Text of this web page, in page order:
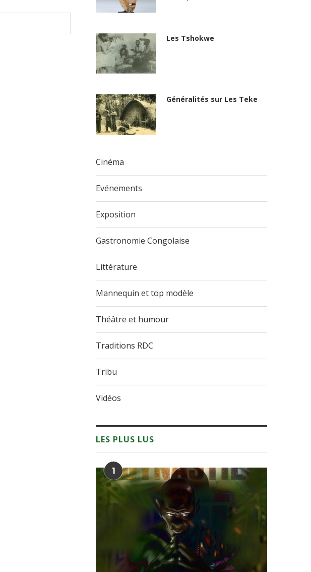
Les Tshokwe
Généralités sur Les Teke
Cinéma
Evénements
Exposition
Gastronomie Congolaise
Littérature
Mannequin et top modèle
Théâtre et humour
Traditions RDC
Tribu
Vidéos
LES PLUS LUS
1